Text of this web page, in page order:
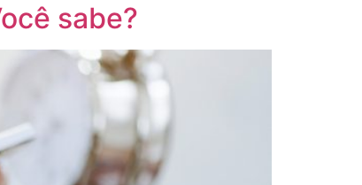
sabe?